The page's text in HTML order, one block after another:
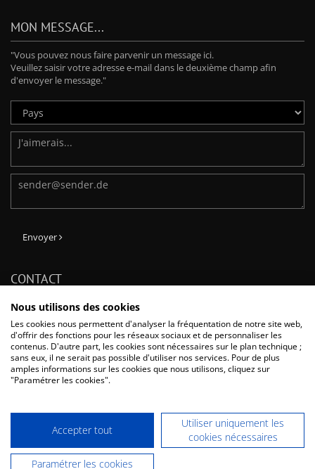
MON MESSAGE...
"Vous pouvez nous faire parvenir un message ici.
Veuillez saisir votre adresse e-mail dans le deuxième champ afin
d'envoyer le message."
Envoyer
CONTACT
Phone: + 33 (0) 1 64 11 26 26
Fax: + 33 (0) 1 60 17 43 47
E-Mail:info@dentaurum.fr
Dentaurum France SAS
Boulevard du Courcerin / Allée des Voyageurs CS 60068, 77437 Marne-
La-Vallée Cedex 2, France
- Tous les prix s'entendent hors TVA -
Nous utilisons des cookies
Les cookies nous permettent d'analyser la fréquentation de notre site web,
d'offrir des fonctions pour les réseaux sociaux et de personnaliser les
contenus. D'autre part, les cookies sont nécessaires sur le plan technique ;
sans eux, il ne serait pas possible d'utiliser nos services. Pour de plus
amples informations sur les cookies que nous utilisons, cliquez sur
"Paramétrer les cookies".
Accepter tout
Utiliser uniquement les
cookies nécessaires
Paramétrer les cookies